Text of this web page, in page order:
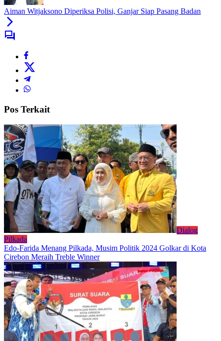
Aiman Witjaksono Diperiksa Polisi, Ganjar Siap Pasang Badan
Pos Terkait
Dialog
Pilkada
Edo-Farida Menang Pilkada, Musim Politik 2024 Golkar di Kota
Cirebon Meraih Treble Winner